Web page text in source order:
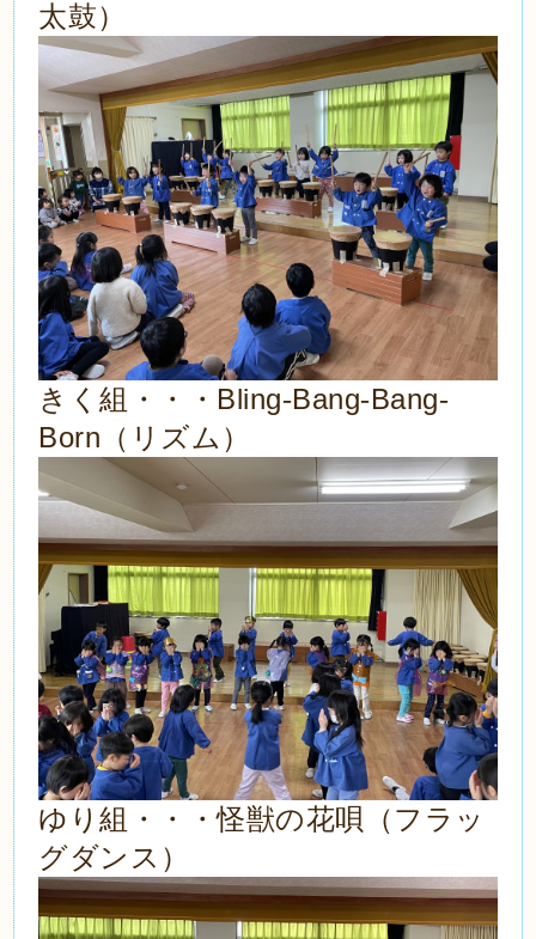
太鼓）
きく組・・・ Bling‐Bang‐Bang‐
Born （リズム）
ゆり組・・・怪獣の花唄（フラッ
グダンス）